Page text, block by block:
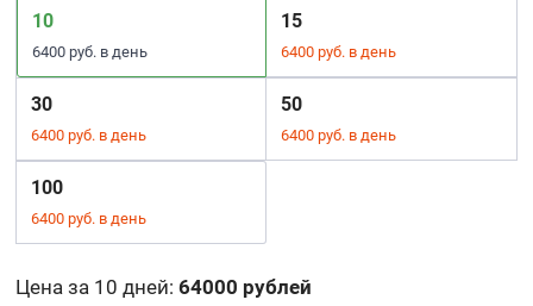
10
6400 руб. в день
15
6400 руб. в день
30
6400 руб. в день
50
6400 руб. в день
100
6400 руб. в день
Цена за 10 дней:64000 рублей